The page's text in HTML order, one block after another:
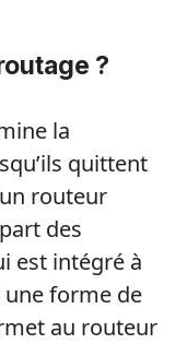
?
la
quittent
routeur
des
est intégré à
forme de
au routeur